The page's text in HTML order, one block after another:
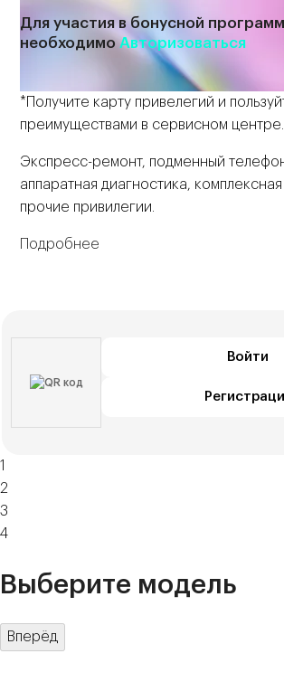
Для участия в бонусной
необходимоАвторизоваться
*Получите карту привелегий и
преимуществами в сервисном центре.
Экспресс-ремонт, подменный
аппаратная диагностика, комплексная
прочие привилегии.
Подробнее
Войти
1
2
3
4
Выберите модель
Вперёд